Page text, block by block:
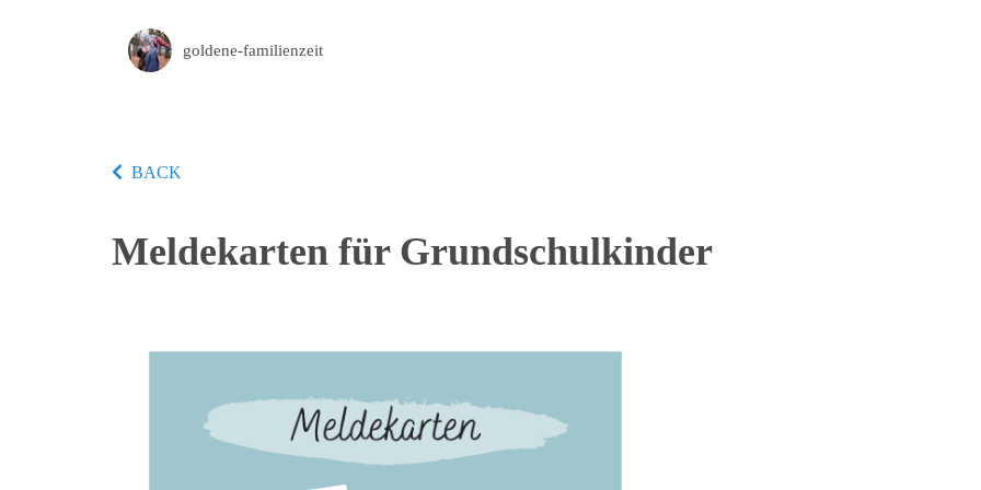
goldene-familienzeit
BACK
Meldekarten für Grundschulkinder